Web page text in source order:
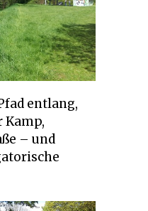
entlang,
Kamp,
– und